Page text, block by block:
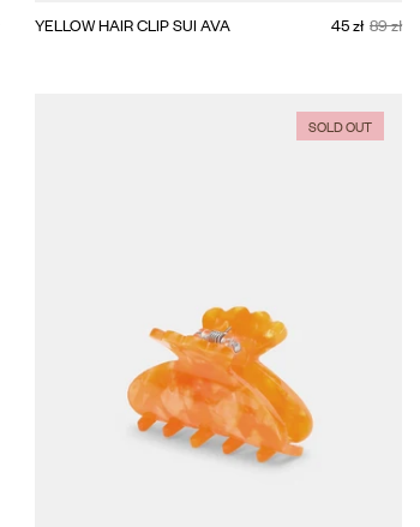
YELLOW HAIR CLIP SUI AVA 45 zł 89 zł
SOLD OUT